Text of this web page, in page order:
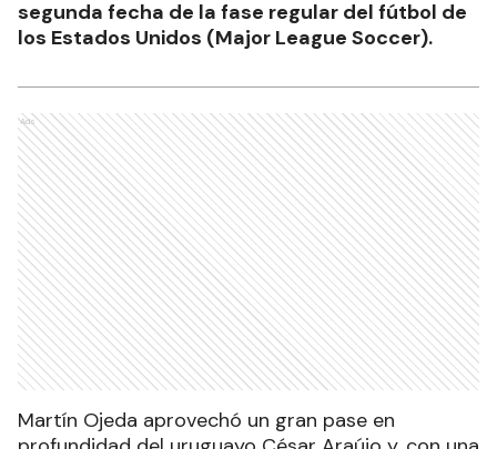
segunda fecha de la fase regular del fútbol de
los Estados Unidos (Major League Soccer).
Ads
Martín Ojeda aprovechó un gran pase en